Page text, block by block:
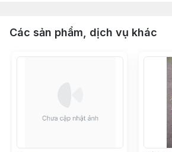
Các sản phẩm, dịch vụ khác